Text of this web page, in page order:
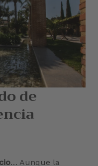
de
… Aunque la